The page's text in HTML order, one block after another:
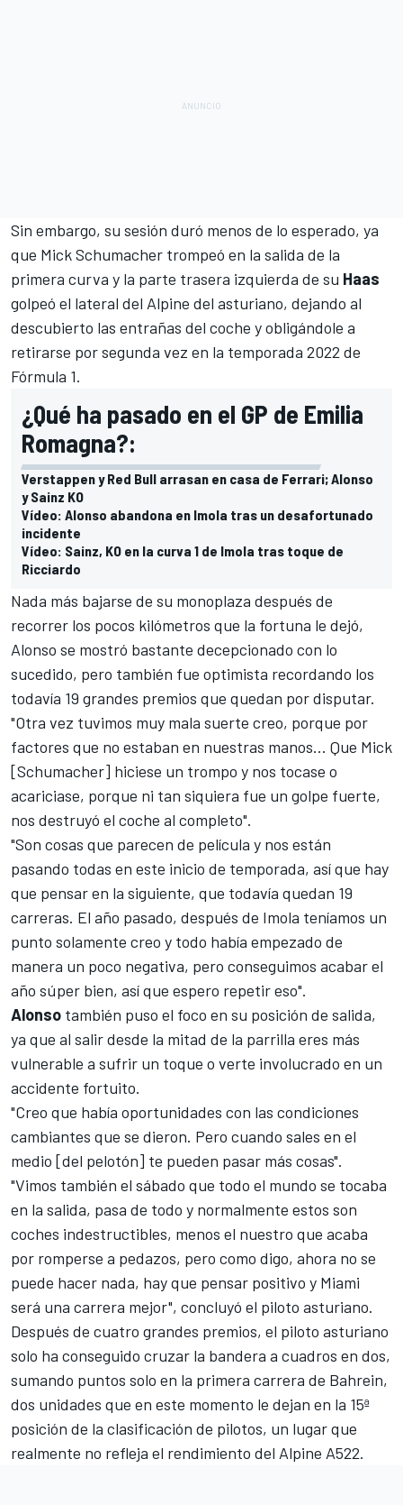
Sin embargo, su sesión duró menos de lo esperado, ya
que Mick Schumacher trompeó en la salida de la
primera curva y la parte trasera izquierda de su Haas
golpeó el lateral del Alpine del asturiano, dejando al
descubierto las entrañas del coche y obligándole a
retirarse por segunda vez en la temporada 2022 de
Fórmula 1.
¿Qué ha pasado en el GP de Emilia
Romagna?:
Verstappen y Red Bull arrasan en casa de Ferrari; Alonso
y Sainz KO
Vídeo: Alonso abandona en Imola tras un desafortunado
incidente
Vídeo: Sainz, KO en la curva 1 de Imola tras toque de
Ricciardo
Nada más bajarse de su monoplaza después de
recorrer los pocos kilómetros que la fortuna le dejó,
Alonso se mostró bastante decepcionado con lo
sucedido, pero también fue optimista recordando los
todavía 19 grandes premios que quedan por disputar.
"Otra vez tuvimos muy mala suerte creo, porque por
factores que no estaban en nuestras manos... Que Mick
[Schumacher] hiciese un trompo y nos tocase o
acariciase, porque ni tan siquiera fue un golpe fuerte,
nos destruyó el coche al completo".
"Son cosas que parecen de película y nos están
pasando todas en este inicio de temporada, así que hay
que pensar en la siguiente, que todavía quedan 19
carreras. El año pasado, después de Imola teníamos un
punto solamente creo y todo había empezado de
manera un poco negativa, pero conseguimos acabar el
año súper bien, así que espero repetir eso".
Alonso también puso el foco en su posición de salida,
ya que al salir desde la mitad de la parrilla eres más
vulnerable a sufrir un toque o verte involucrado en un
accidente fortuito.
"Creo que había oportunidades con las condiciones
cambiantes que se dieron. Pero cuando sales en el
medio [del pelotón] te pueden pasar más cosas".
"Vimos también el sábado que todo el mundo se tocaba
en la salida, pasa de todo y normalmente estos son
coches indestructibles, menos el nuestro que acaba
por romperse a pedazos, pero como digo, ahora no se
puede hacer nada, hay que pensar positivo y Miami
será una carrera mejor", concluyó el piloto asturiano.
Después de cuatro grandes premios, el piloto asturiano
solo ha conseguido cruzar la bandera a cuadros en dos,
sumando puntos solo en la primera carrera de Bahrein,
dos unidades que en este momento le dejan en la 15ª
posición de la clasificación de pilotos, un lugar que
realmente no refleja el rendimiento del Alpine A522.